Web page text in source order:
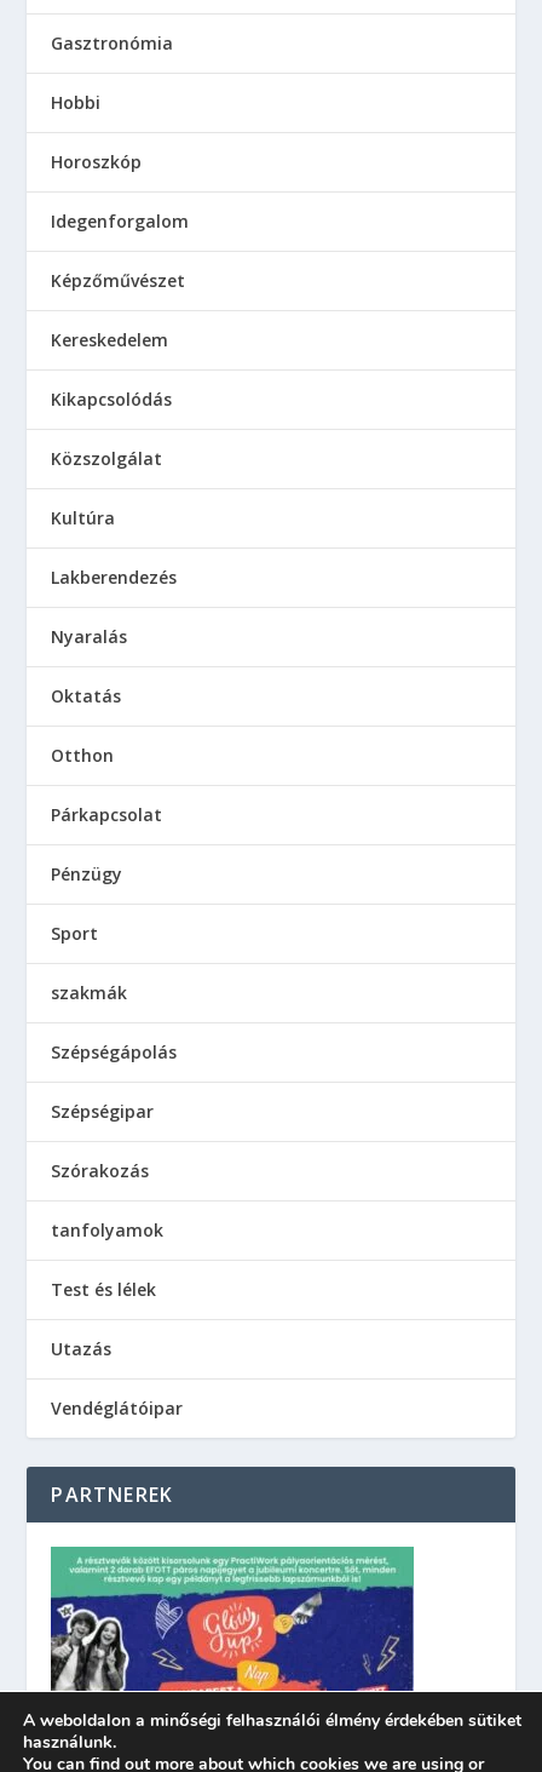
Gasztronómia
Hobbi
Horoszkóp
Idegenforgalom
Képzőművészet
Kereskedelem
Kikapcsolódás
Közszolgálat
Kultúra
Lakberendezés
Nyaralás
Oktatás
Otthon
Párkapcsolat
Pénzügy
Sport
szakmák
Szépségápolás
Szépségipar
Szórakozás
tanfolyamok
Test és lélek
Utazás
Vendéglátóipar
PARTNEREK
A weboldalon a minőségi felhasználói élmény érdekében sütiket
használunk.
You can find out more about which cookies we are using or